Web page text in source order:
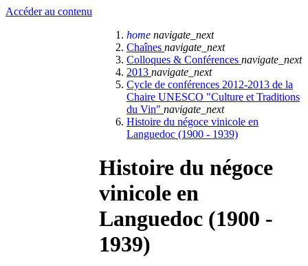
Accéder au contenu
home navigate_next
Chaînes navigate_next
Colloques & Conférences navigate_next
2013 navigate_next
Cycle de conférences 2012-2013 de la
Chaire UNESCO "Culture et Traditions
du Vin" navigate_next
Histoire du négoce vinicole en
Languedoc (1900 - 1939)
Histoire du négoce
vinicole en
Languedoc (1900 -
1939)